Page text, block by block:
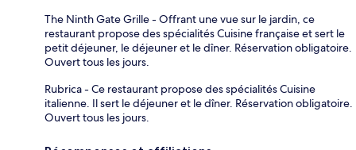
The Ninth Gate Grille - Offrant une vue sur le jardin, ce
restaurant propose des spécialités Cuisine française et sert le
petit déjeuner, le déjeuner et le dîner. Réservation obligatoire.
Ouvert tous les jours.
Rubrica - Ce restaurant propose des spécialités Cuisine
italienne. Il sert le déjeuner et le dîner. Réservation obligatoire.
Ouvert tous les jours.